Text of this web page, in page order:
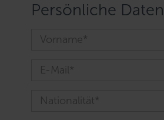
Persönliche Daten